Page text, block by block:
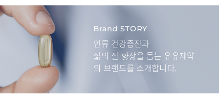
Brand STORY
인류 건강증진과
삶의 질 향상을 돕는 유유제약
의 브랜드를 소개합니다.